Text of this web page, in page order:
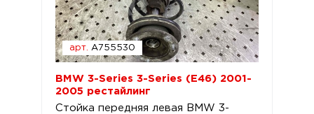
арт. A755530
BMW 3-Series 3-Series (E46) 2001-
2005 рестайлинг
Стойка передняя левая BMW 3-